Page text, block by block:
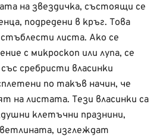
на звездичка, състоящи се
подредени в кръг. Това
листа. Ако се
с микроскоп или лупа, се
сребристи власинки
по такъв начин, че
на листата. Тези власинки са
клетъчни празнини,
изглеждат